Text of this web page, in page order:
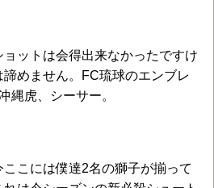
ョットは会得出来なかったですけ
諦めません。FC琉球のエンブレ
縄虎、シーサー。
ここには僕達2名の獅子が揃って